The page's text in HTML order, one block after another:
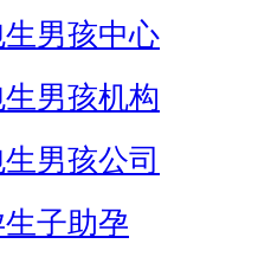
男孩中心
男孩机构
男孩公司
子助孕